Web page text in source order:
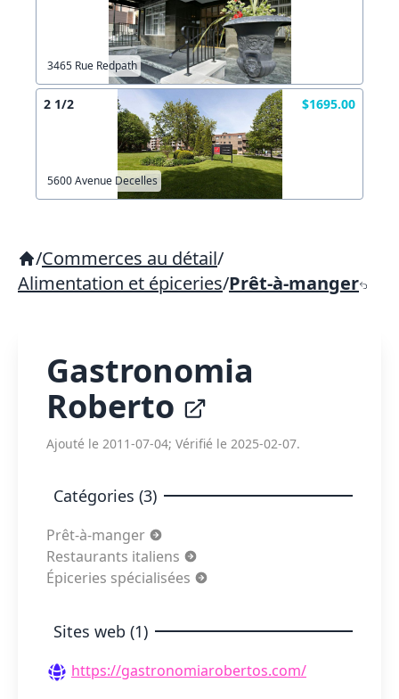
3465 Rue Redpath
2 1/2 $1695.00
5600 Avenue Decelles
/Commerces au détail/
Alimentation et épiceries/Prêt-à-manger
Gastronomia
Roberto
Ajouté le 2011-07-04; Vérifié le 2025-02-07.
Catégories (3)
Prêt-à-manger
Restaurants italiens
Épiceries spécialisées
Sites web (1)
https://gastronomiarobertos.com/